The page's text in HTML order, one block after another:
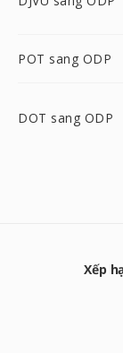
POT sang ODP
DOT sang ODP
Xếp